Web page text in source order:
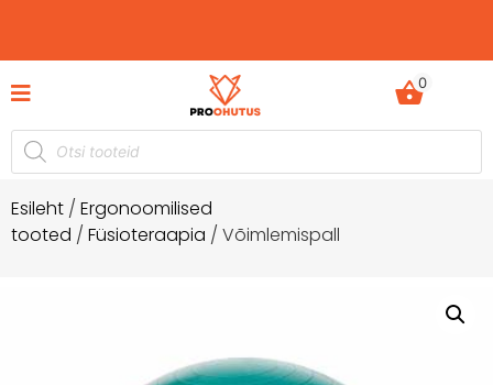
hetkel -60%
Ohutusjuhendid hetkel -50%
0
Esileht / Ergonoomilised
tooted / Füsioteraapia / Võimlemispall